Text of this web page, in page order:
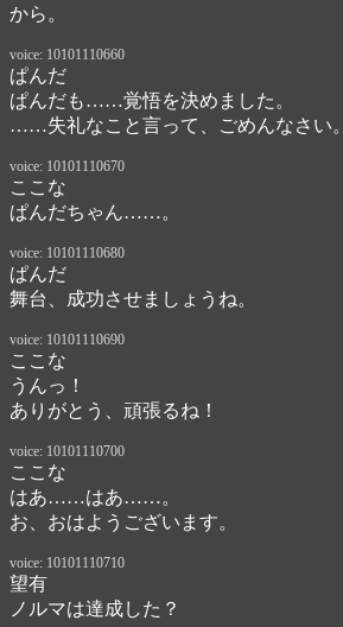
から。
voice: 10101110660
ぱんだ
ぱんだも……覚悟を決めました。
……失礼なこと言って、ごめんなさい。
voice: 10101110670
ここな
ぱんだちゃん……。
voice: 10101110680
ぱんだ
舞台、成功させましょうね。
voice: 10101110690
ここな
うんっ！
ありがとう、頑張るね！
voice: 10101110700
ここな
はあ……はあ……。
お、おはようございます。
voice: 10101110710
望有
ノルマは達成した？